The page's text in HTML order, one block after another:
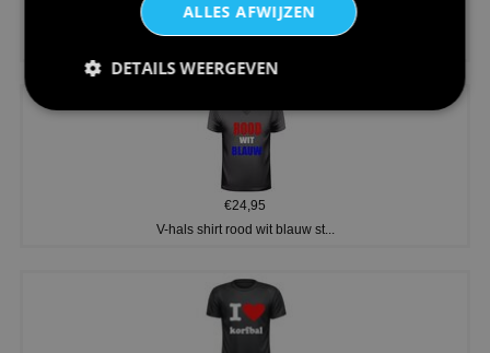
€24,95
€24,95
V-hals shirt rood wit blauw st...
ALLES AFWIJZEN
DETAILS WEERGEVEN